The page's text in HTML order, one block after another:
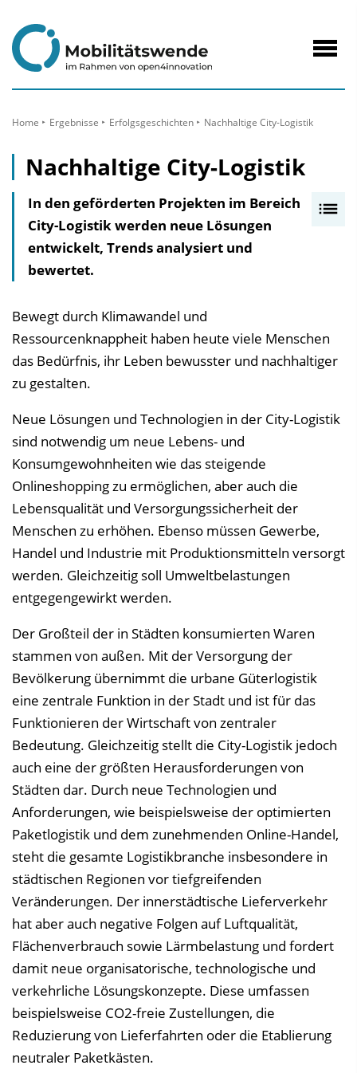
Inhalt
Home Ergebnisse Erfolgs­geschichten Nachhaltige City-Logistik
Nachhaltige City-Logistik
s
v
z
n
i
i
b
l
n
n
In den geförderten Projekten im Bereich
City-Logistik werden neue Lösungen
entwickelt, Trends analysiert und
bewertet.
Bewegt durch Klimawandel und
Ressourcenknappheit haben heute viele Menschen
das Bedürfnis, ihr Leben bewusster und nachhaltiger
zu gestalten.
Neue Lösungen und Technologien in der City-Logistik
sind notwendig um neue Lebens- und
Konsumgewohnheiten wie das steigende
Onlineshopping zu ermöglichen, aber auch die
Lebensqualität und Versorgungssicherheit der
Menschen zu erhöhen. Ebenso müssen Gewerbe,
Handel und Industrie mit Produktionsmitteln versorgt
werden. Gleichzeitig soll Umweltbelastungen
entgegengewirkt werden.
Der Großteil der in Städten konsumierten Waren
stammen von außen. Mit der Versorgung der
Bevölkerung übernimmt die urbane Güterlogistik
eine zentrale Funktion in der Stadt und ist für das
Funktionieren der Wirtschaft von zentraler
Bedeutung. Gleichzeitig stellt die City-Logistik jedoch
auch eine der größten Herausforderungen von
Städten dar. Durch neue Technologien und
Anforderungen, wie beispielsweise der optimierten
Paketlogistik und dem zunehmenden Online-Handel,
steht die gesamte Logistikbranche insbesondere in
städtischen Regionen vor tiefgreifenden
Veränderungen. Der innerstädtische Lieferverkehr
hat aber auch negative Folgen auf Luftqualität,
Flächenverbrauch sowie Lärmbelastung und fordert
damit neue organisatorische, technologische und
verkehrliche Lösungskonzepte. Diese umfassen
beispielsweise CO2-freie Zustellungen, die
Reduzierung von Lieferfahrten oder die Etablierung
neutraler Paketkästen.